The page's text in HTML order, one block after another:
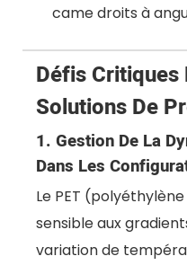
came droits à
Défis Critiques
Solutions De
1. Gestion De La
Dans Les
Le PET
sensible aux
variation de